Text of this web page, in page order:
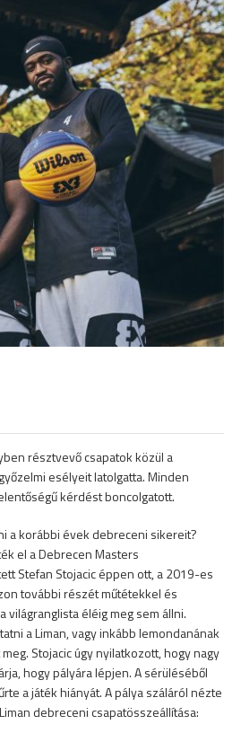
résztvevő csapatok közül a
esélyeit latolgatta. Minden
kérdést boncolgatott.
a korábbi évek debreceni sikereit?
el a Debrecen Masters
Stefan Stojacic éppen ott, a 2019-es
további részét műtétekkel és
éléig meg sem állni.
a Liman, vagy inkább lemondanának
Stojacic úgy nyilatkozott, hogy nagy
hogy pályára lépjen. A sérüléséből
a játék hiányát. A pálya száláról nézte
debreceni csapatösszeállítása: